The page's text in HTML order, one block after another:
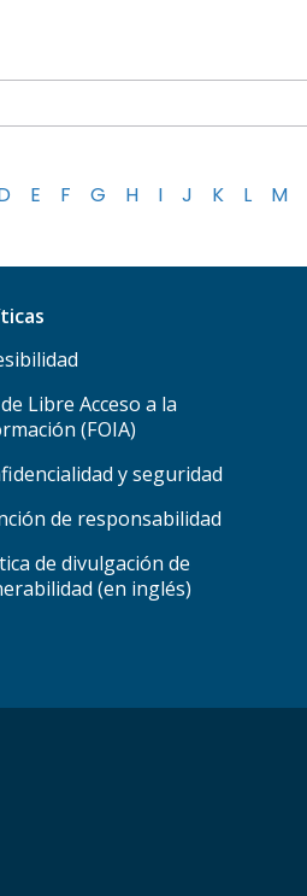
E F G H I J K L M
Libre Acceso a la
(FOIA)
y seguridad
de responsabilidad
de divulgación de
(en inglés)